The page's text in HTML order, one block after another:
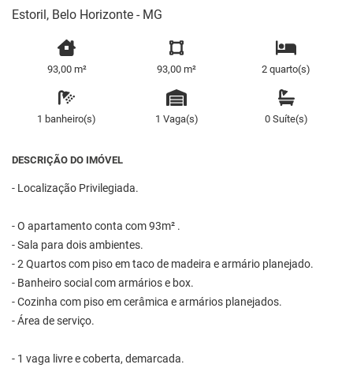
Estoril, Belo Horizonte - MG
93,00 m² 93,00 m² 2 quarto(s)
1 banheiro(s) 1 Vaga(s) 0 Suíte(s)
DESCRIÇÃO DO IMÓVEL
- Localização Privilegiada.
- O apartamento conta com 93m² .
- Sala para dois ambientes.
- 2 Quartos com piso em taco de madeira e armário planejado.
- Banheiro social com armários e box.
- Cozinha com piso em cerâmica e armários planejados.
- Área de serviço.
- 1 vaga livre e coberta, demarcada.